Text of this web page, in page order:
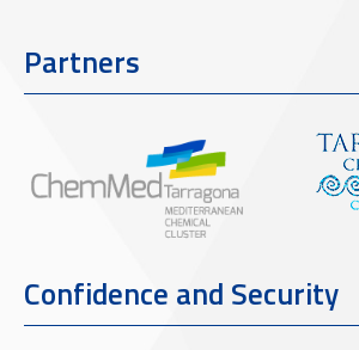
Partners
Confidence and Security